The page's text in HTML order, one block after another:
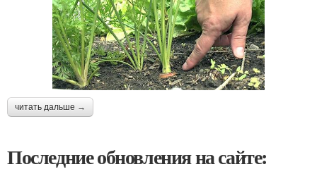
читать дальше →
Последние обновления на сайте: